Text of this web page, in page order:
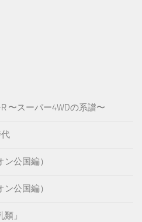
〜スーパー4WDの系譜〜
公国編）
公国編）
」